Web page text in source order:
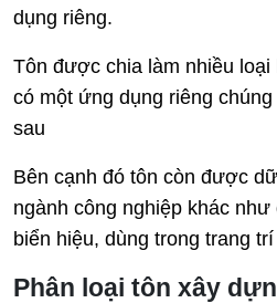
dụng riêng.
Tôn được chia làm nhiều loại
có một ứng dụng riêng
sau
Bên cạnh đó tôn còn được
ngành công nghiệp khác
biển hiệu, dùng trong trang
Phân loại tôn xây